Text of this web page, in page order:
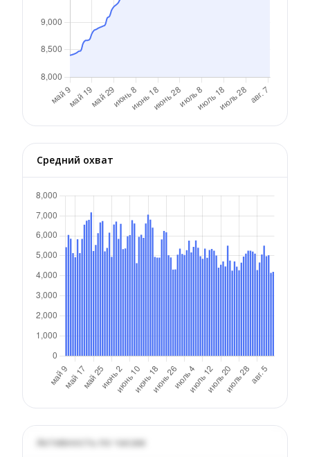
Средний охват
Активность по часам